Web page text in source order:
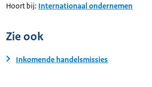
Hoort bij: Internationaal ondernemen
Zie ook
Inkomende handelsmissies